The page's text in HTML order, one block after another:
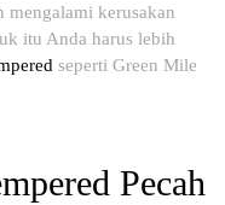
mengalami kerusakan
itu Anda harus lebih
seperti Green Mile
Pecah